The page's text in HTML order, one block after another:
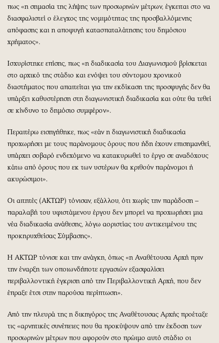
πως «η σημασία της λήψης των προσωρινών μέτρων, έγκειται στο να
διασφαλιστεί ο έλεγχος της νομιμότητας της προσβαλλόμενης
απόφασης και η αποφυγή κατασπαταλάτησης του δημόσιου
χρήματος».
Ισχυρίστηκε επίσης, πως «η διαδικασία του Διαγωνισμού βρίσκεται
στο αρχικό της στάδιο και ενόψει του σύντομου χρονικού
διαστήματος που απαιτείται για την εκδίκαση της προσφυγής δεν θα
υπάρξει καθυστέρηση στη διαγωνιστική διαδικασία και ούτε θα τεθεί
σε κίνδυνο το δημόσιο συμφέρον».
Περαιτέρω εισηγήθηκε, πως «εάν η διαγωνιστική διαδικασία
προχωρήσει με τους παράνομους όρους που ήδη έχουν επισημανθεί,
υπάρχει σοβαρό ενδεχόμενο να κατακυρωθεί το έργο σε αναδόχους
κάτω από όρους που εκ των υστέρων θα κριθούν παράνομοι ή
ακυρώσιμοι».
Οι αιτητές (ΑΚΤΩΡ) τόνισαν, εξάλλου, ότι χωρίς την παράδοση –
παραλαβή του υφιστάμενου έργου δεν μπορεί να προχωρήσει μια
νέα διαδικασία ανάθεσης, λόγω αοριστίας του αντικειμένου της
προκηρυχθείσας Σύμβασης».
Η ΑΚΤΩΡ τόνισε και την ανάγκη, όπως «η Αναθέτουσα Αρχή πριν
την έναρξη των οποιωνδήποτε εργασιών εξασφαλίσει
περιβαλλοντική έγκριση από την Περιβαλλοντική Αρχή, που δεν
έπραξε έτσι στην παρούσα περίπτωση».
Από την πλευρά της η δικηγόρος της Αναθέτουσας Αρχής προέταξε
τις «αρνητικές συνέπειες που θα προκύψουν από την έκδοση των
προσωρινών μέτρων που αφορούν στο πρώιμο αυτό στάδιο οι